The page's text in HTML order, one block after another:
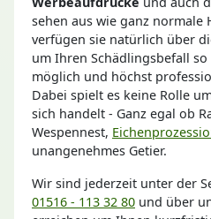
sehen aus wie ganz normale
verfügen sie natürlich über
um Ihren Schädlingsbefall
möglich und höchst
Dabei spielt es keine Rolle
sich handelt - Ganz egal ob
Wespennest,
unangenehmes Getier.
Wir sind jederzeit unter der
01516 - 113 32 80 und über